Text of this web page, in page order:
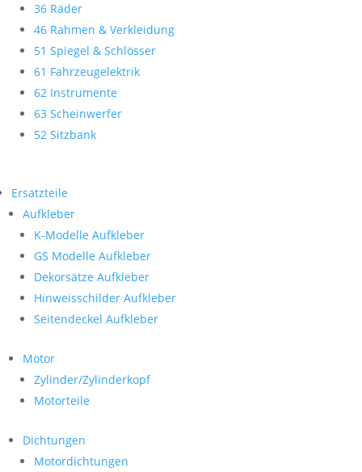
36 Räder
46 Rahmen & Verkleidung
51 Spiegel & Schlösser
61 Fahrzeugelektrik
62 Instrumente
63 Scheinwerfer
52 Sitzbank
Ersatzteile
Aufkleber
K-Modelle Aufkleber
GS Modelle Aufkleber
Dekorsätze Aufkleber
Hinweisschilder Aufkleber
Seitendeckel Aufkleber
Motor
Zylinder/Zylinderkopf
Motorteile
Dichtungen
Motordichtungen